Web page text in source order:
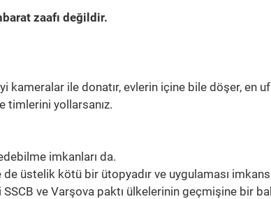
zaafı değildir.
kameralar ile donatır, evlerin içine bile döşer, en
timlerini yollarsanız.
imkanları da.
üstelik kötü bir ütopyadır ve uygulaması
ve Varşova paktı ülkelerinin geçmişine bir